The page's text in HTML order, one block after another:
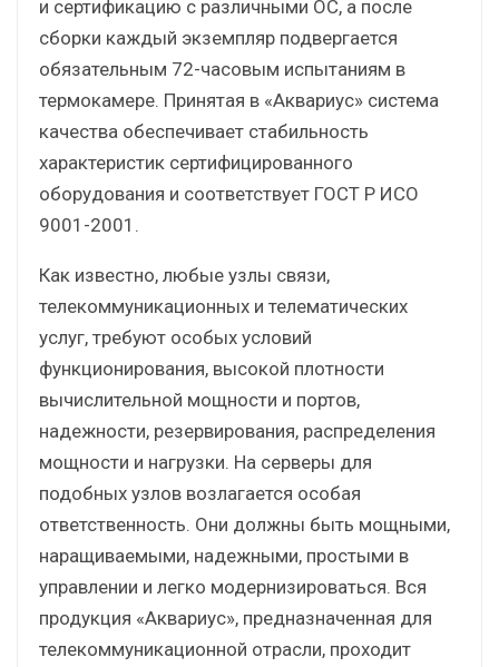
и сертификацию с различными ОС, а после
сборки каждый экземпляр подвергается
обязательным 72-часовым испытаниям в
термокамере. Принятая в «Аквариус» система
качества обеспечивает стабильность
характеристик сертифицированного
оборудования и соответствует ГОСТ Р ИСО
9001-2001.
Как известно, любые узлы связи,
телекоммуникационных и телематических
услуг, требуют особых условий
функционирования, высокой плотности
вычислительной мощности и портов,
надежности, резервирования, распределения
мощности и нагрузки. На серверы для
подобных узлов возлагается особая
ответственность. Они должны быть мощными,
наращиваемыми, надежными, простыми в
управлении и легко модернизироваться. Вся
продукция «Аквариус», предназначенная для
телекоммуникационной отрасли, проходит